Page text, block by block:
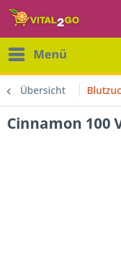
Menü
Übersicht
Cinnamon 100